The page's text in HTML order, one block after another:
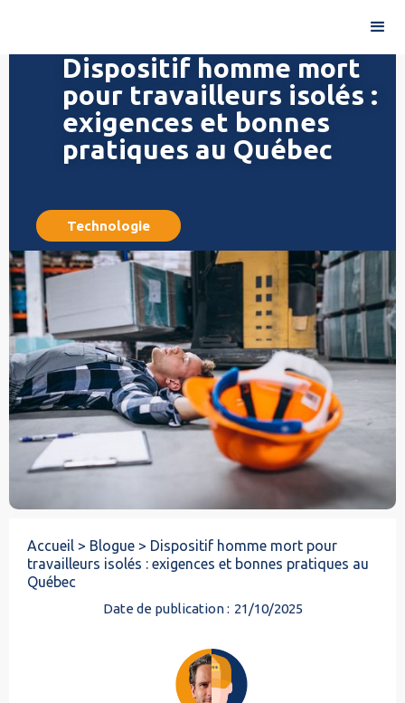
Technologie
Dispositif homme mort
pour travailleurs isolés :
exigences et bonnes
pratiques au Québec
Accueil > Blogue > Dispositif homme mort pour
travailleurs isolés : exigences et bonnes pratiques au
Québec
Date de publication : 21/10/2025